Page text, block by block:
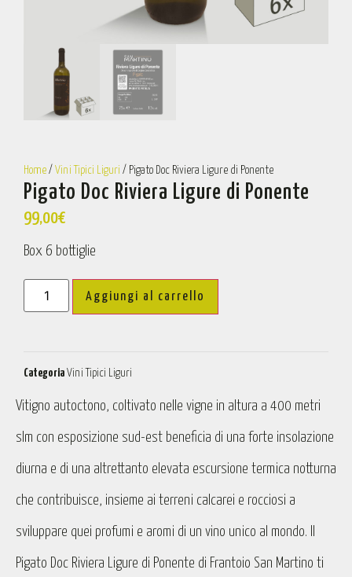
Home / Vini Tipici Liguri / Pigato Doc Riviera Ligure di Ponente
Pigato Doc Riviera Ligure di Ponente
99,00€
Box 6 bottiglie
Aggiungi al carrello
Categoria Vini Tipici Liguri
Vitigno autoctono, coltivato nelle vigne in altura a 400 metri
slm con esposizione sud-est beneficia di una forte insolazione
diurna e di una altrettanto elevata escursione termica notturna
che contribuisce, insieme ai terreni calcarei e rocciosi a
sviluppare quei profumi e aromi di un vino unico al mondo. Il
Pigato Doc Riviera Ligure di Ponente di Frantoio San Martino ti